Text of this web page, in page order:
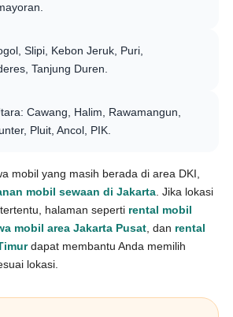
Slipi, Kebon Jeruk, Puri,
Tanjung Duren.
Cawang, Halim, Rawamangun,
Pluit, Ancol, PIK.
mobil yang masih berada di area DKI,
mobil sewaan di Jakarta . Jika lokasi
halaman seperti rental mobil
mobil area Jakarta Pusat , dan rental
dapat membantu Anda memilih
lokasi.